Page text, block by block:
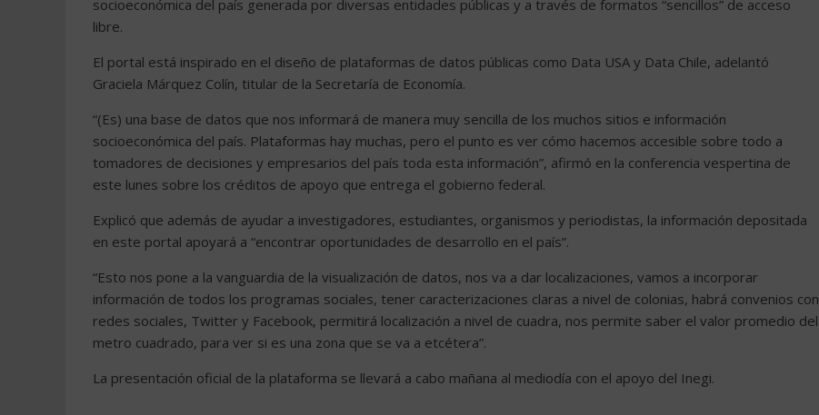
socioeconómica del país generada por diversas entidades públicas y a través de formatos “sencillos” de acceso
libre.
El portal está inspirado en el diseño de plataformas de datos públicas como Data USA y Data Chile, adelantó
Graciela Márquez Colín, titular de la Secretaría de Economía.
“(Es) una base de datos que nos informará de manera muy sencilla de los muchos sitios e información
socioeconómica del país. Plataformas hay muchas, pero el punto es ver cómo hacemos accesible sobre todo a
tomadores de decisiones y empresarios del país toda esta información”, afirmó en la conferencia vespertina de
este lunes sobre los créditos de apoyo que entrega el gobierno federal.
Explicó que además de ayudar a investigadores, estudiantes, organismos y periodistas, la información depositada
en este portal apoyará a “encontrar oportunidades de desarrollo en el país”.
“Esto nos pone a la vanguardia de la visualización de datos, nos va a dar localizaciones, vamos a incorporar
información de todos los programas sociales, tener caracterizaciones claras a nivel de colonias, habrá convenios con
redes sociales, Twitter y Facebook, permitirá localización a nivel de cuadra, nos permite saber el valor promedio del
metro cuadrado, para ver si es una zona que se va a etcétera”.
La presentación oficial de la plataforma se llevará a cabo mañana al mediodía con el apoyo del Inegi.